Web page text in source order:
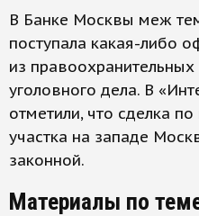
В Банке Москвы меж
поступала какая-либо
из
уголовного дела. В
отметили, что сделка
участка на западе
законной.
Материалы по